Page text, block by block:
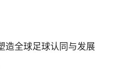
造全球足球认同与发展